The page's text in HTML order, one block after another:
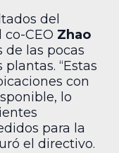
del
CEO Zhao
de las pocas
“Estas
con
lo
para la
el directivo.